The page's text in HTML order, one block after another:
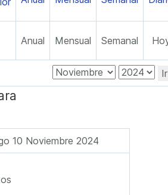
Anual Mensual Semanal
10 Noviembre 2024